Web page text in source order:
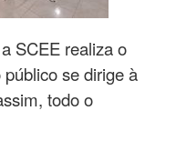
SCEE realiza o
se dirige à
todo o